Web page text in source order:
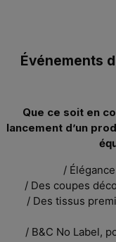
Événements
Que ce soit en
lancement d’un
/
/ Des coupes
/ Des tissus
/ B&C No Label,